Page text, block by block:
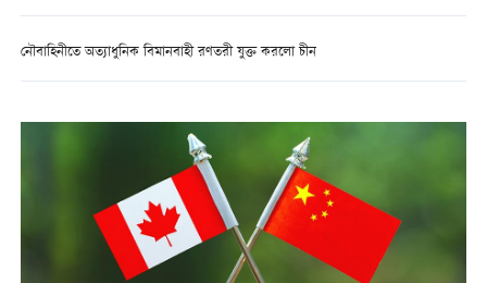
নৌবাহিনীতে অত্যাধুনিক বিমানবাহী রণতরী যুক্ত করলো চীন